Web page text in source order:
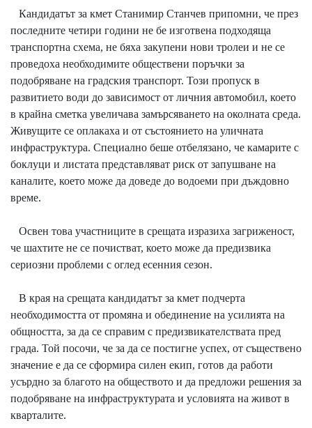
Кандидатът за кмет Станимир Станчев припомни, че през
последните четири години не бе изготвена подходяща
транспортна схема, не бяха закупени нови тролеи и не се
проведоха необходимите обществени поръчки за
подобряване на градския транспорт. Този пропуск в
развитието води до зависимост от личния автомобил, което
в крайна сметка увеличава замърсяването на околната среда.
Живущите се оплакаха и от състоянието на уличната
инфраструктура. Специално беше отбелязано, че камарите с
боклуци и листата представляват риск от запушване на
каналите, което може да доведе до водоеми при дъждовно
време.
Освен това участниците в срещата изразиха загриженост,
че шахтите не се почистват, което може да предизвика
сериозни проблеми с оглед есенния сезон.
В края на срещата кандидатът за кмет подчерта
необходимостта от промяна и обединение на усилията на
общността, за да се справим с предизвикателствата пред
града. Той посочи, че за да се постигне успех, от съществено
значение е да се сформира силен екип, готов да работи
усърдно за благото на обществото и да предложи решения за
подобряване на инфраструктурата и условията на живот в
кварталите.